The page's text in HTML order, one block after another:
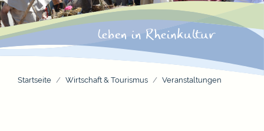
Startseite Wirtschaft & Tourismus Veranstaltungen